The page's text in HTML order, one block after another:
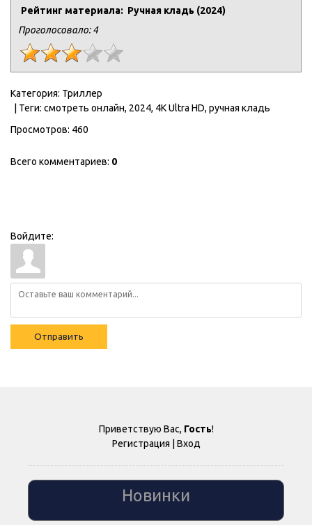
Рейтинг материала: Ручная кладь (2024)
Проголосовало:4
Категория: Триллер
| Теги: смотреть онлайн, 2024, 4K Ultra HD, ручная кладь
Просмотров: 460
Всего комментариев: 0
Войдите:
Отправить
Приветствую Вас, Гость!
Регистрация | Вход
Новинки